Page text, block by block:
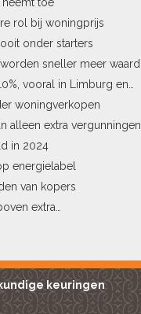
rol bij woningprijs
onder starters
sneller meer waard
vooral in Limburg en
woningverkopen
alleen extra vergunningen
in 2024
energielabel
van kopers
extra
keuringen